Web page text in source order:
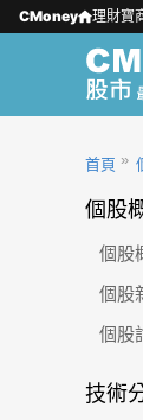
CMoney 理財寶
首頁
個股
個股
個股
個股
技術